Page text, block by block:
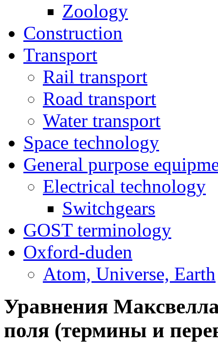
Zoology
Construction
Transport
Rail transport
Road transport
Water transport
Space technology
General purpose
Electrical technology
Switchgears
GOST terminology
Oxford-duden
Atom, Universe, Earth
Уравнения
поля (термины и